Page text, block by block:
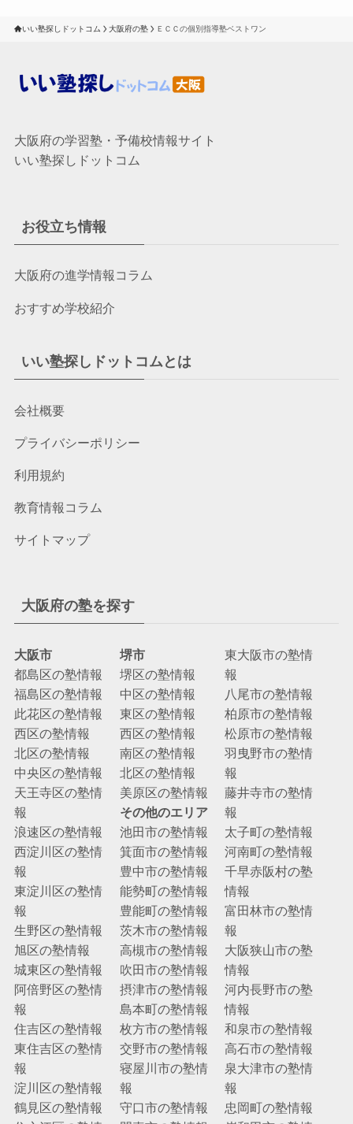
いい塾探しドットコム 大阪府の塾 ＥＣＣの個別指導塾ベストワン
大阪府の学習塾・予備校情報サイト
いい塾探しドットコム
お役立ち情報
大阪府の進学情報コラム
おすすめ学校紹介
いい塾探しドットコムとは
会社概要
プライバシーポリシー
利用規約
教育情報コラム
サイトマップ
大阪府の塾を探す
大阪市
都島区の塾情報
福島区の塾情報
此花区の塾情報
西区の塾情報
北区の塾情報
中央区の塾情報
天王寺区の塾情
報
浪速区の塾情報
西淀川区の塾情
報
東淀川区の塾情
報
生野区の塾情報
旭区の塾情報
城東区の塾情報
阿倍野区の塾情
報
住吉区の塾情報
東住吉区の塾情
報
淀川区の塾情報
鶴見区の塾情報
堺市
堺区の塾情報
中区の塾情報
東区の塾情報
西区の塾情報
南区の塾情報
北区の塾情報
美原区の塾情報
その他のエリア
池田市の塾情報
箕面市の塾情報
豊中市の塾情報
能勢町の塾情報
豊能町の塾情報
茨木市の塾情報
高槻市の塾情報
吹田市の塾情報
摂津市の塾情報
島本町の塾情報
枚方市の塾情報
交野市の塾情報
寝屋川市の塾情
報
守口市の塾情報
東大阪市の塾情
報
八尾市の塾情報
柏原市の塾情報
松原市の塾情報
羽曳野市の塾情
報
藤井寺市の塾情
報
太子町の塾情報
河南町の塾情報
千早赤阪村の塾
情報
富田林市の塾情
報
大阪狭山市の塾
情報
河内長野市の塾
情報
和泉市の塾情報
高石市の塾情報
泉大津市の塾情
報
忠岡町の塾情報